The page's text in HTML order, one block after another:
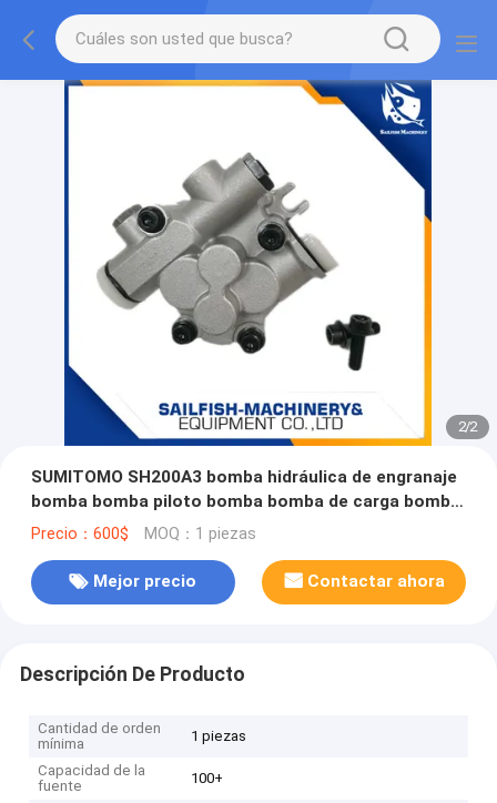
2/2
SUMITOMO SH200A3 bomba hidráulica de engranaje
bomba bomba piloto bomba bomba de carga bomba
para excavadora SUMITOMO SH200A3
Precio：600$ MOQ：1 piezas
Mejor precio Contactar ahora
Descripción De Producto
Cantidad de orden
mínima
1 piezas
Capacidad de la
fuente
100+